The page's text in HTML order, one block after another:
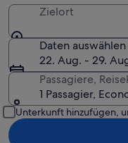
Zielort
Daten auswählen
22. Aug. - 29.
Passagiere,
1 Passagier,
Unterkunft hinzufügen,